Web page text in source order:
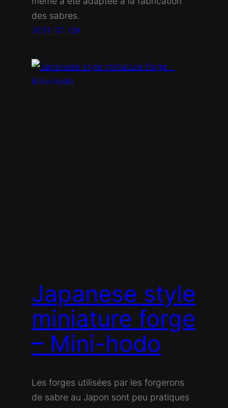
des sabres.
2011-01-09
Japanese style
miniature forge
– Mini-hodo
Les forges utilisées par les forgerons
de sabre au Japon sont peu pratiques